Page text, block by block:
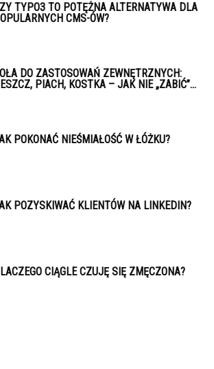
TYPO3 TO POTĘŻNA ALTERNATYWA DLA
CMS-ÓW?
DO ZASTOSOWAŃ ZEWNĘTRZNYCH:
PIACH, KOSTKA – JAK NIE „ZABIĆ”...
POKONAĆ NIEŚMIAŁOŚĆ W ŁÓŻKU?
POZYSKIWAĆ KLIENTÓW NA LINKEDIN?
CIĄGLE CZUJĘ SIĘ ZMĘCZONA?